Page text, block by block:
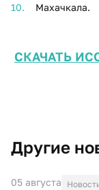
Махачкала.
СКАЧАТЬ
Другие
05 августа